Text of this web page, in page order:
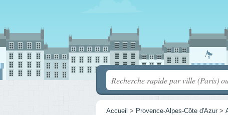
Accueil > Provence-Alpes-Côte d'Azur >